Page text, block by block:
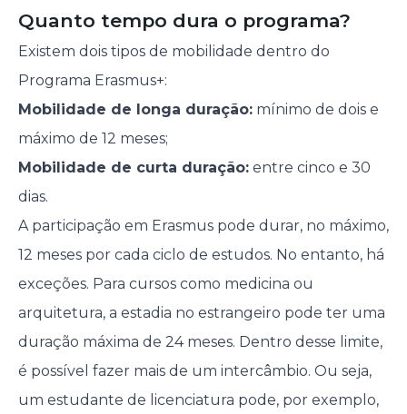
Quanto tempo dura o programa?
Existem dois tipos de mobilidade dentro do
Programa Erasmus+:
Mobilidade de longa duração:mínimo de dois e
máximo de 12 meses;
Mobilidade de curta duração:entre cinco e 30
dias.
A participação em Erasmus pode durar, no máximo,
12 meses por cada ciclo de estudos. No entanto, há
exceções. Para cursos como medicina ou
arquitetura, a estadia no estrangeiro pode ter uma
duração máxima de 24 meses. Dentro desse limite,
é possível fazer mais de um intercâmbio. Ou seja,
um estudante de licenciatura pode, por exemplo,